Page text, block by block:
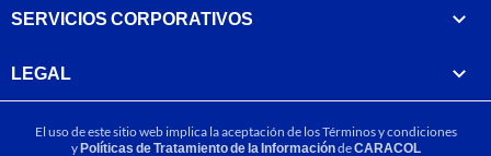
SERVICIOS CORPORATIVOS
LEGAL
El uso de este sitio web implica la aceptación de losTérminos y condiciones
yPolíticas de Tratamiento de la InformacióndeCARACOL